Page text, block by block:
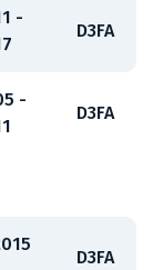
-
D3FA
-
D3FA
D3FA